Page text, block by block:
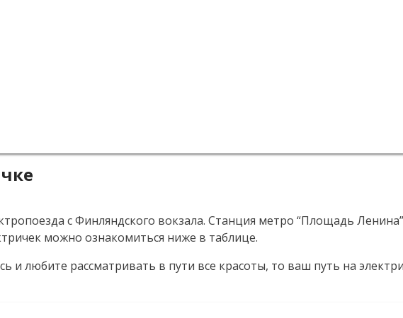
с Финляндского вокзала. Станция метро “Площадь
можно ознакомиться ниже в таблице.
и любите рассматривать в пути все красоты, то ваш путь на